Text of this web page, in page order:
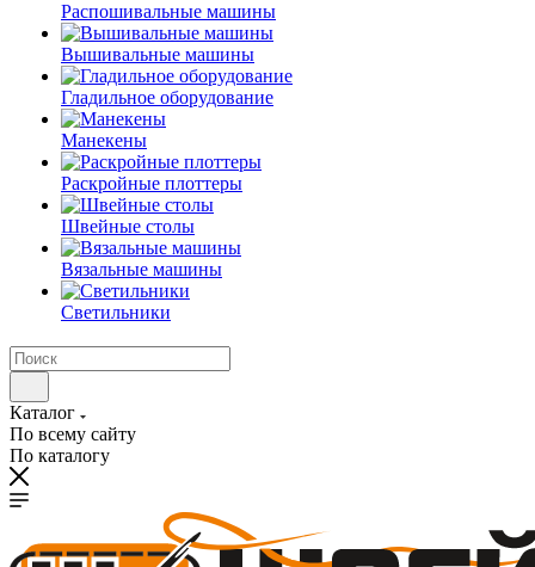
Распошивальные машины
Вышивальные машины
Гладильное оборудование
Манекены
Раскройные плоттеры
Швейные столы
Вязальные машины
Светильники
Каталог
По всему сайту
По каталогу